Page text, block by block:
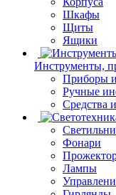
Шкафы
Щиты
Ящики
Инструменты,
Приборы
Ручные
Средства
Фонари
Лампы